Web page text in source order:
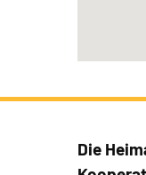
Die